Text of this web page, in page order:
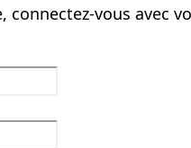
connectez-vous avec